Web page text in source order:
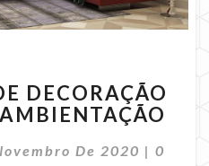
DE
DECORAÇÃO
DA
DECORAÇÃO
De 2020 | 0